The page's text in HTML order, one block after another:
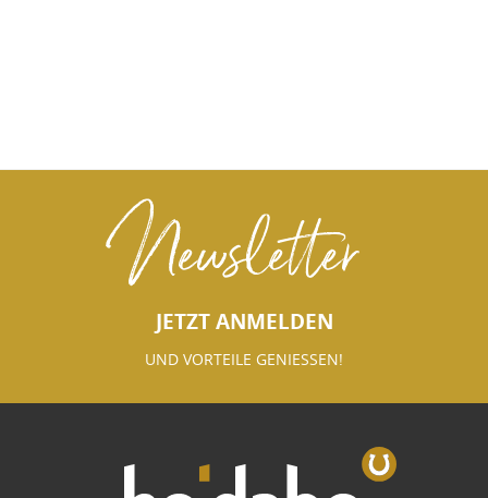
Newsletter
JETZT ANMELDEN
UND VORTEILE GENIESSEN!